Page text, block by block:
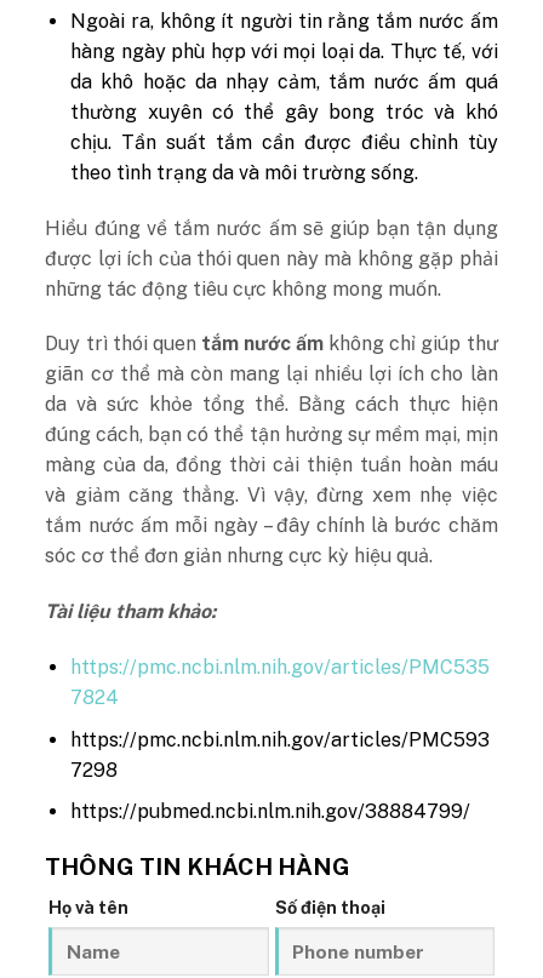
Ngoài ra, không ít người tin rằng tắm nước ấm
hàng ngày phù hợp với mọi loại da. Thực tế, với
da khô hoặc da nhạy cảm, tắm nước ấm quá
thường xuyên có thể gây bong tróc và khó
chịu. Tần suất tắm cần được điều chỉnh tùy
theo tình trạng da và môi trường sống.
Hiểu đúng về tắm nước ấm sẽ giúp bạn tận dụng
được lợi ích của thói quen này mà không gặp phải
những tác động tiêu cực không mong muốn.
Duy trì thói quen tắm nước ấm không chỉ giúp thư
giãn cơ thể mà còn mang lại nhiều lợi ích cho làn
da và sức khỏe tổng thể. Bằng cách thực hiện
đúng cách, bạn có thể tận hưởng sự mềm mại, mịn
màng của da, đồng thời cải thiện tuần hoàn máu
và giảm căng thẳng. Vì vậy, đừng xem nhẹ việc
tắm nước ấm mỗi ngày – đây chính là bước chăm
sóc cơ thể đơn giản nhưng cực kỳ hiệu quả.
Tài liệu tham khảo:
https://pmc.ncbi.nlm.nih.gov/articles/PMC535
7824
https://pmc.ncbi.nlm.nih.gov/articles/PMC593
7298
https://pubmed.ncbi.nlm.nih.gov/38884799/
THÔNG TIN KHÁCH HÀNG
Họ và tên Số điện thoại